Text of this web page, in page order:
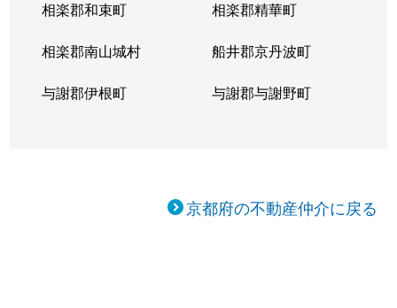
相楽郡和束町 相楽郡精華町
相楽郡南山城村 船井郡京丹波町
与謝郡伊根町 与謝郡与謝野町
京都府の不動産仲介に戻る